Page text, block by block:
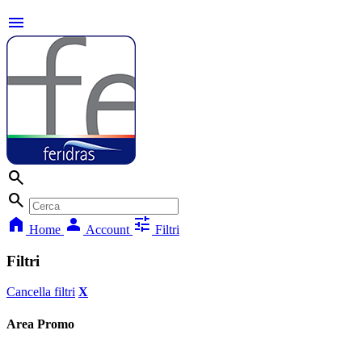
menu
search
search
home Home person Account tune Filtri
Filtri
Cancella filtri X
Area Promo